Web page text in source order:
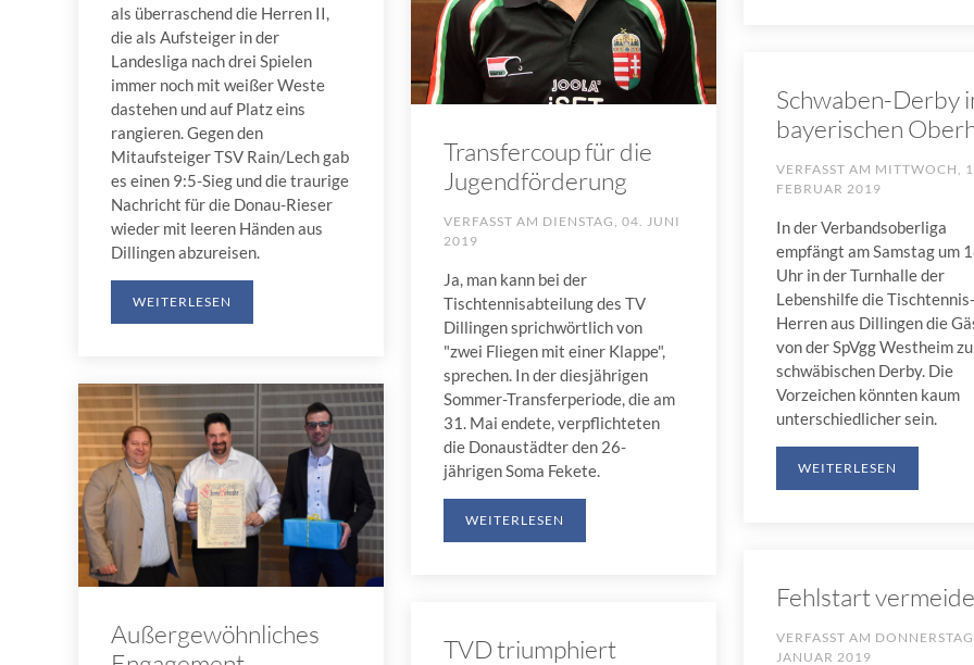
als überraschend die Herren II,
die als Aufsteiger in der
Landesliga nach drei Spielen
immer noch mit weißer Weste
dastehen und auf Platz eins
rangieren. Gegen den
Mitaufsteiger TSV Rain/Lech gab
es einen 9:5-Sieg und die traurige
Nachricht für die Donau-Rieser
wieder mit leeren Händen aus
Dillingen abzureisen.
WEITERLESEN
Außergewöhnliches
Transfercoup für die
Jugendförderung
VERFASST AM DIENSTAG, 04. JUNI
2019
Ja, man kann bei der
Tischtennisabteilung des TV
Dillingen sprichwörtlich von
"zwei Fliegen mit einer Klappe",
sprechen. In der diesjährigen
Sommer-Transferperiode, die am
31. Mai endete, verpflichteten
die Donaustädter den 26-
jährigen Soma Fekete.
WEITERLESEN
TVD triumphiert
Schwaben-Derby
bayerischen
VERFASST AM MITTWOCH,
FEBRUAR 2019
In der Verbandsoberliga
empfängt am Samstag um
Uhr in der Turnhalle der
Lebenshilfe die Tischtennis-
Herren aus Dillingen die
von der SpVgg Westheim
schwäbischen Derby. Die
Vorzeichen könnten kaum
unterschiedlicher sein.
WEITERLESEN
Fehlstart
VERFASST AM
JANUAR 2019